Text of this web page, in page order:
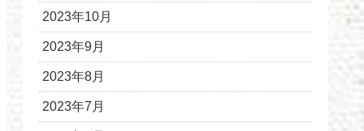
2023年10月
2023年9月
2023年8月
2023年7月